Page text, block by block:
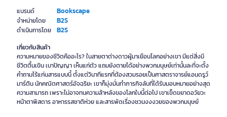
แบรนด์ Bookscape
จำหน่ายโดย B2S
ดำเนินการโดย B2S
เกี่ยวกับสินค้า
ความหมายของชีวิตคืออะไร? ในสายตาต่างดาวผู้มาเยือนโลกอย่างเขา มีแต่สิ่งมี
ชีวิตตื้นเขิน เบาปัญญา เห็นแก่ตัว แถมยังตายได้อย่างพวกมนุษย์เท่านั้นละที่จะตั้ง
คำถามไร้แก่นสารแบบนี้ ตั้งแต่วินาทีแรกที่ต้องสวมรอยเป็นศาสตราจารย์แอนดรูว์
มาร์ติน นักคณิตศาสตร์อัจฉริยะ เขาก็มุ่งมั่นทำภารกิจลับที่ได้รับมอบหมายอย่างสุด
ความสามารถ เพราะไม่อาจทนความล้าหลังของโลกใบนี้ต่อไป เขาเข็ดขยาดอวัยวะ
หน้าตาพิสดาร อาหารรสชาติห่วย และสารพัดเรื่องชวนงงงวยของพวกมนุษย์